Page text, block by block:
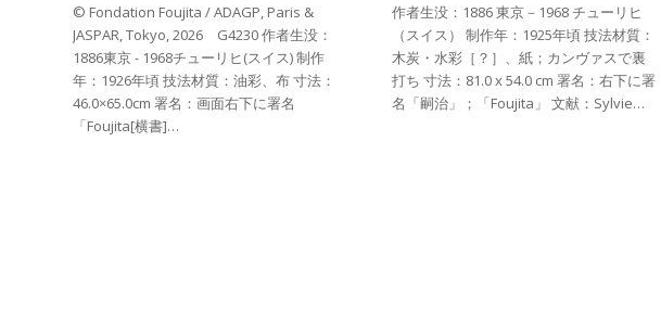
© Fondation Foujita / ADAGP, Paris &
JASPAR, Tokyo, 2026 G4230 作者生没：
1886東京 - 1968チューリヒ(スイス) 制作
年：1926年頃 技法材質：油彩、布 寸法：
46.0×65.0cm 署名：画面右下に署名
「Foujita[横書]…
作者生没：1886 東京－1968 チューリヒ
（スイス） 制作年：1925年頃 技法材質：
木炭・水彩［？］、紙；カンヴァスで裏
打ち 寸法：81.0 x 54.0 cm 署名：右下に署
名「嗣治」；「Foujita」 文献：Sylvie…